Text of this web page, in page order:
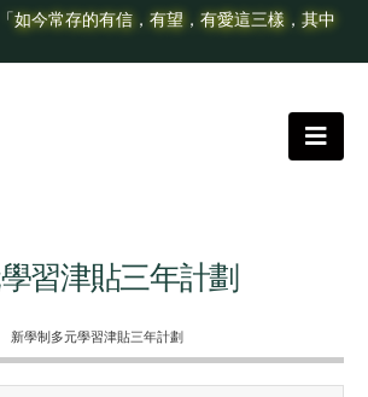
如今常存的有信，有望，有愛這三樣，其中
新學制多元學習津貼三年計劃
習津貼三年計劃